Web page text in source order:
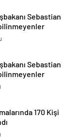
Sebastian
Sebastian
170 Kişi